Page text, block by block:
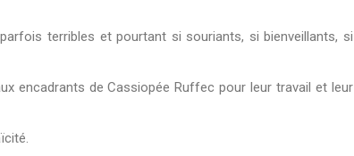
terribles et pourtant si souriants, si bienveillants, si
encadrants de Cassiopée Ruffec pour leur travail et leur